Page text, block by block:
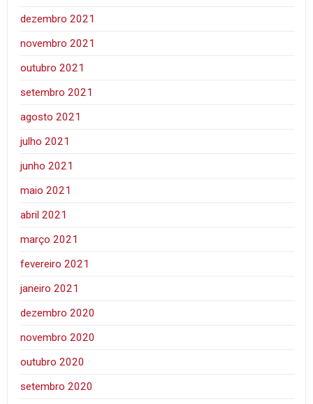
dezembro 2021
novembro 2021
outubro 2021
setembro 2021
agosto 2021
julho 2021
junho 2021
maio 2021
abril 2021
março 2021
fevereiro 2021
janeiro 2021
dezembro 2020
novembro 2020
outubro 2020
setembro 2020